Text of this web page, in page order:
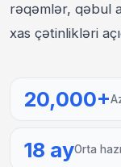
rəqəmlər, qəbul
xas çətinlikləri
20,000+
18 ayOrta